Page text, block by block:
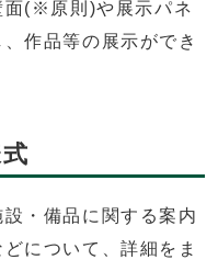
面(※原則)や展示パネ
作品等の展示ができ
・備品に関する案内
について、詳細をま